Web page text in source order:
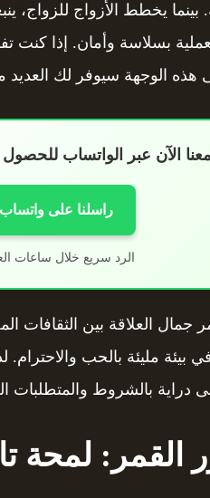
بينما يخطط الأزواج للزواج،
بسلاسة وأمان. إذا
هذه الوجهة سيوفر لك العديد
الآن عبر الواتساب
راسلنا على واتساب
الرد سريع خلال ساعات
العلاقة بين الثقافات
بيئة مليئة بالحب والاحترام.
دراية بالشروط والمتطلبات
القمر: لمحة